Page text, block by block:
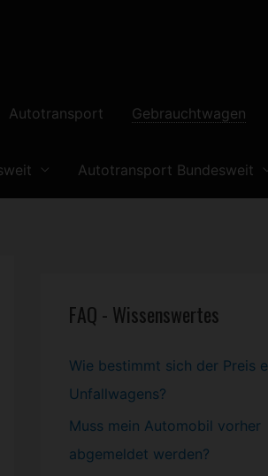
Autotransport Gebrauchtwagen
Autotransport Bundesweit
FAQ - Wissenswertes
Wie bestimmt sich der Preis
Unfallwagens?
Muss mein Automobil vorher
abgemeldet werden?